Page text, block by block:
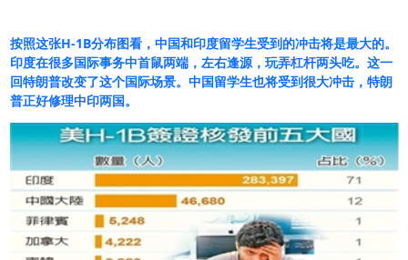
按照这张H-1B分布图看，中国和印度留学生受到的冲击将是最大的。
印度在很多国际事务中首鼠两端，左右逢源，玩弄杠杆两头吃。这一
回特朗普改变了这个国际场景。中国留学生也将受到很大冲击，特朗
普正好修理中印两国。